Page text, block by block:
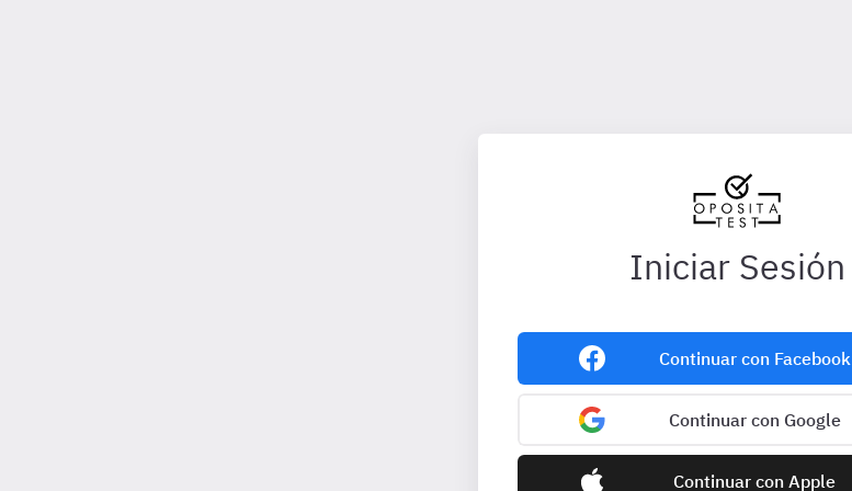
Iniciar Sesión
Continuar con Facebook
Continuar con Google
Continuar con Apple